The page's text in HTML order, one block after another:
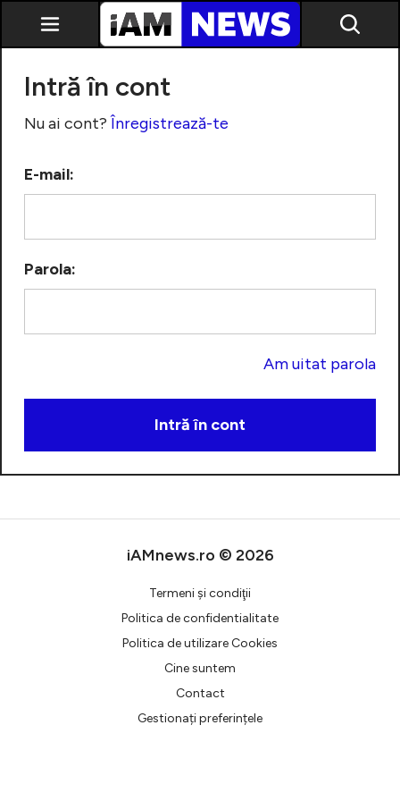
Creează cont
Intră în cont
Nu ai cont?Înregistrează-te
E-mail:
Parola:
Am uitat parola
iAMnews.ro © 2026
Termeni şi condiţii
Politica de confidentialitate
Politica de utilizare Cookies
Cine suntem
Contact
Gestionați preferințele